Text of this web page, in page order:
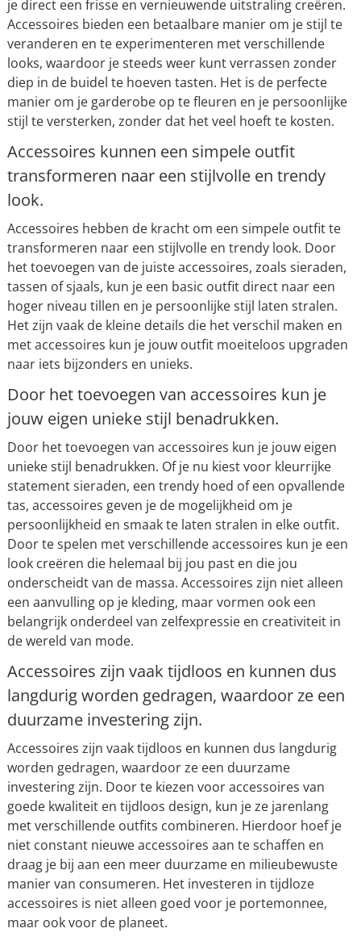
je direct een frisse en vernieuwende uitstraling creëren.
Accessoires bieden een betaalbare manier om je stijl te
veranderen en te experimenteren met verschillende
looks, waardoor je steeds weer kunt verrassen zonder
diep in de buidel te hoeven tasten. Het is de perfecte
manier om je garderobe op te fleuren en je persoonlijke
stijl te versterken, zonder dat het veel hoeft te kosten.
Accessoires kunnen een simpele outfit
transformeren naar een stijlvolle en trendy
look.
Accessoires hebben de kracht om een simpele outfit te
transformeren naar een stijlvolle en trendy look. Door
het toevoegen van de juiste accessoires, zoals sieraden,
tassen of sjaals, kun je een basic outfit direct naar een
hoger niveau tillen en je persoonlijke stijl laten stralen.
Het zijn vaak de kleine details die het verschil maken en
met accessoires kun je jouw outfit moeiteloos upgraden
naar iets bijzonders en unieks.
Door het toevoegen van accessoires kun je
jouw eigen unieke stijl benadrukken.
Door het toevoegen van accessoires kun je jouw eigen
unieke stijl benadrukken. Of je nu kiest voor kleurrijke
statement sieraden, een trendy hoed of een opvallende
tas, accessoires geven je de mogelijkheid om je
persoonlijkheid en smaak te laten stralen in elke outfit.
Door te spelen met verschillende accessoires kun je een
look creëren die helemaal bij jou past en die jou
onderscheidt van de massa. Accessoires zijn niet alleen
een aanvulling op je kleding, maar vormen ook een
belangrijk onderdeel van zelfexpressie en creativiteit in
de wereld van mode.
Accessoires zijn vaak tijdloos en kunnen dus
langdurig worden gedragen, waardoor ze een
duurzame investering zijn.
Accessoires zijn vaak tijdloos en kunnen dus langdurig
worden gedragen, waardoor ze een duurzame
investering zijn. Door te kiezen voor accessoires van
goede kwaliteit en tijdloos design, kun je ze jarenlang
met verschillende outfits combineren. Hierdoor hoef je
niet constant nieuwe accessoires aan te schaffen en
draag je bij aan een meer duurzame en milieubewuste
manier van consumeren. Het investeren in tijdloze
accessoires is niet alleen goed voor je portemonnee,
maar ook voor de planeet.